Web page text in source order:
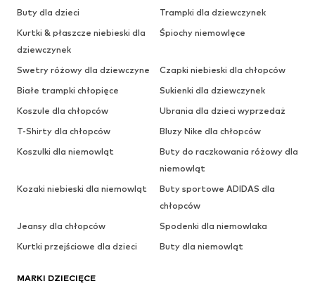
Buty dla dzieci
Trampki dla dziewczynek
Kurtki & płaszcze niebieski dla
dziewczynek
Śpiochy niemowlęce
Swetry różowy dla dziewczyne
Czapki niebieski dla chłopców
Białe trampki chłopięce
Sukienki dla dziewczynek
Koszule dla chłopców
Ubrania dla dzieci wyprzedaż
T-Shirty dla chłopców
Bluzy Nike dla chłopców
Koszulki dla niemowląt
Buty do raczkowania różowy dla
niemowląt
Kozaki niebieski dla niemowląt
Buty sportowe ADIDAS dla
chłopców
Jeansy dla chłopców
Spodenki dla niemowlaka
Kurtki przejściowe dla dzieci
Buty dla niemowląt
MARKI DZIECIĘCE